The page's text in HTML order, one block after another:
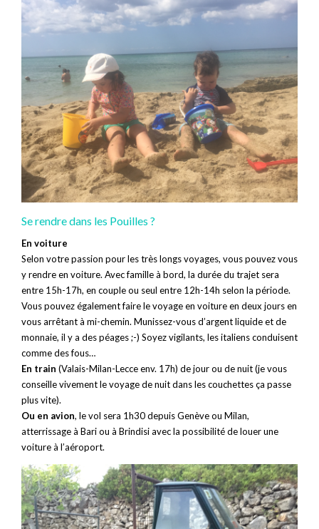
Se rendre dans les Pouilles ?
En voiture
Selon votre passion pour les très longs voyages, vous pouvez vous
y rendre en voiture. Avec famille à bord, la durée du trajet sera
entre 15h-17h, en couple ou seul entre 12h-14h selon la période.
Vous pouvez également faire le voyage en voiture en deux jours en
vous arrêtant à mi-chemin. Munissez-vous d’argent liquide et de
monnaie, il y a des péages ;-) Soyez vigilants, les italiens conduisent
comme des fous…
En train (Valais-Milan-Lecce env. 17h) de jour ou de nuit (je vous
conseille vivement le voyage de nuit dans les couchettes ça passe
plus vite).
Ou en avion, le vol sera 1h30 depuis Genève ou Milan,
atterrissage à Bari ou à Brindisi avec la possibilité de louer une
voiture à l’aéroport.